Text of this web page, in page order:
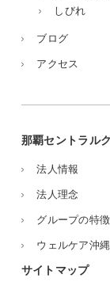
しびれ
ブログ
アクセス
那覇セントラル
法人情報
法人理念
グループの特徴
ウェルケア沖縄
サイトマップ